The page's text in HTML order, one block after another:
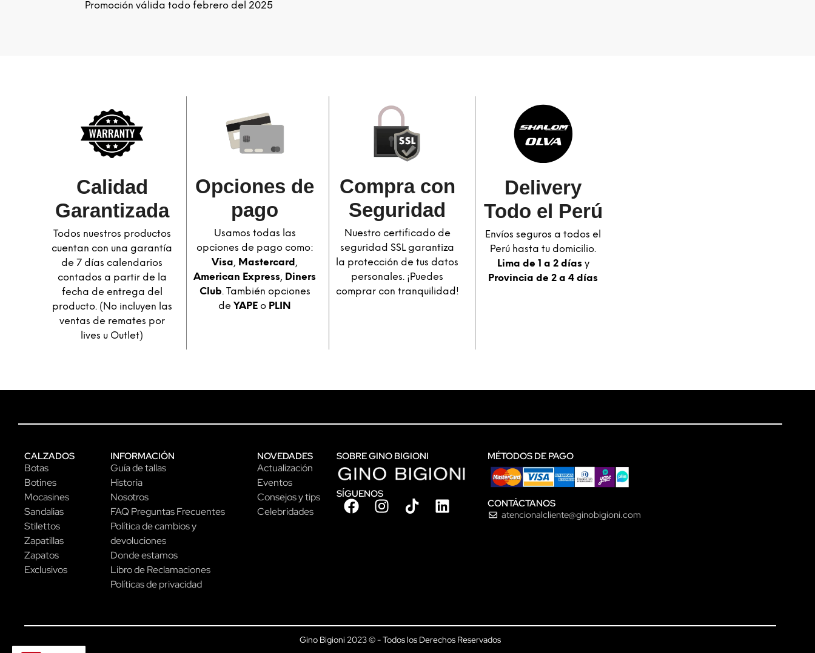
Promoción válida todo febrero del 2025
Calidad
Garantizada​
Todos nuestros productos
cuentan con una garantía
de 7 días calendarios
contados a partir de la
fecha de entrega del
producto. (No incluyen las
ventas de remates por
lives u Outlet)
Opciones de
pago
Usamos todas las
opciones de pago como:
Visa, Mastercard ,
American Express, Diners
Club. También opciones
de YAPE o PLIN
Compra con
Seguridad​
Nuestro certificado de
seguridad SSL garantiza
la protección de tus datos
personales. ¡Puedes
comprar con tranquilidad!
Delivery
Todo el Perú
Envíos seguros a todos el
Perú hasta tu domicilio.
Lima de 1 a 2 díasy
Provincia de 2 a 4 días
CALZADOS
Botas
Botines
Mocasines
Sandalias
Stilettos
Zapatillas
Zapatos
Exclusivos
INFORMACIÓN
Guía de tallas
Historia
Nosotros
FAQ Preguntas Frecuentes
Política de cambios y
devoluciones
Donde estamos
Libro de Reclamaciones
Políticas de privacidad
NOVEDADES
Actualización
Eventos
Consejos y tips
Celebridades
SOBRE GINO BIGIONI
SÍGUENOS
MÉTODOS DE PAGO
CONTÁCTANOS
atencionalcliente@ginobigioni.com
Gino Bigioni 2023 © - Todos los Derechos Reservados